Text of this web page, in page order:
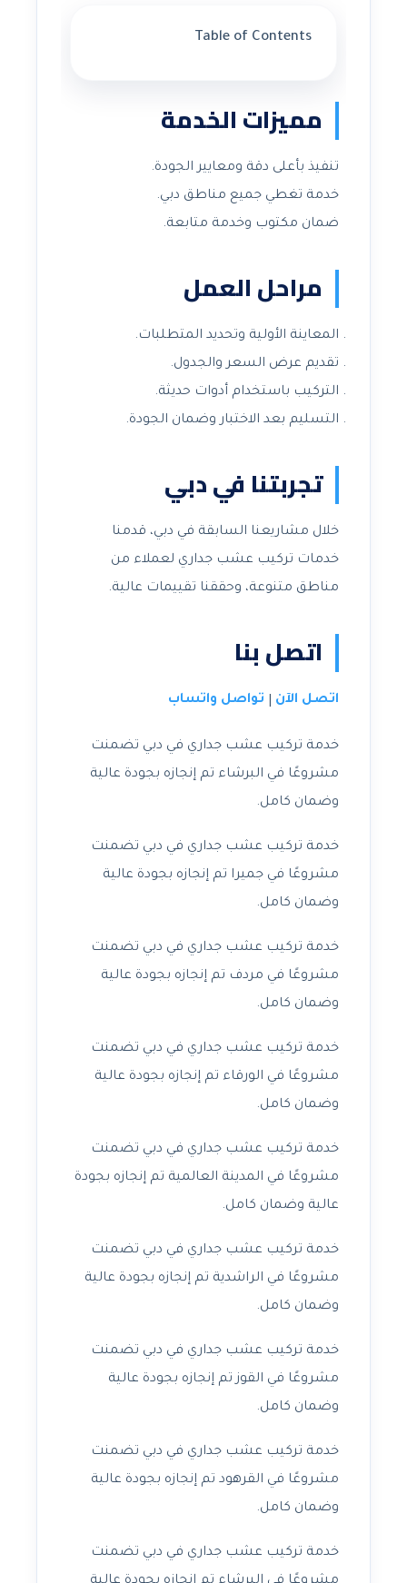
Table of Contents
مميزات الخدمة
تنفيذ بأعلى دقة ومعايير الجودة.
خدمة تغطي جميع مناطق دبي.
ضمان مكتوب وخدمة متابعة.
مراحل العمل
المعاينة الأولية وتحديد المتطلبات.
تقديم عرض السعر والجدول.
التركيب باستخدام أدوات حديثة.
التسليم بعد الاختبار وضمان الجودة.
تجربتنا في دبي
خلال مشاريعنا السابقة في دبي، قدمنا
خدمات تركيب عشب جداري لعملاء من
مناطق متنوعة، وحققنا تقييمات عالية.
اتصل بنا
اتصل الآن تواصل واتساب
خدمة تركيب عشب جداري في دبي تضمنت
مشروعًا في البرشاء تم إنجازه بجودة عالية
وضمان كامل.
خدمة تركيب عشب جداري في دبي تضمنت
مشروعًا في جميرا تم إنجازه بجودة عالية
وضمان كامل.
خدمة تركيب عشب جداري في دبي تضمنت
مشروعًا في مردف تم إنجازه بجودة عالية
وضمان كامل.
خدمة تركيب عشب جداري في دبي تضمنت
مشروعًا في الورقاء تم إنجازه بجودة عالية
وضمان كامل.
خدمة تركيب عشب جداري في دبي تضمنت
مشروعًا في المدينة العالمية تم إنجازه بجودة
عالية وضمان كامل.
خدمة تركيب عشب جداري في دبي تضمنت
مشروعًا في الراشدية تم إنجازه بجودة عالية
وضمان كامل.
خدمة تركيب عشب جداري في دبي تضمنت
مشروعًا في القوز تم إنجازه بجودة عالية
وضمان كامل.
خدمة تركيب عشب جداري في دبي تضمنت
مشروعًا في القرهود تم إنجازه بجودة عالية
وضمان كامل.
خدمة تركيب عشب جداري في دبي تضمنت